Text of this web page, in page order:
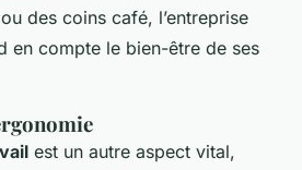
des coins café, l’entreprise
en compte le bien-être de ses
est un autre aspect vital,